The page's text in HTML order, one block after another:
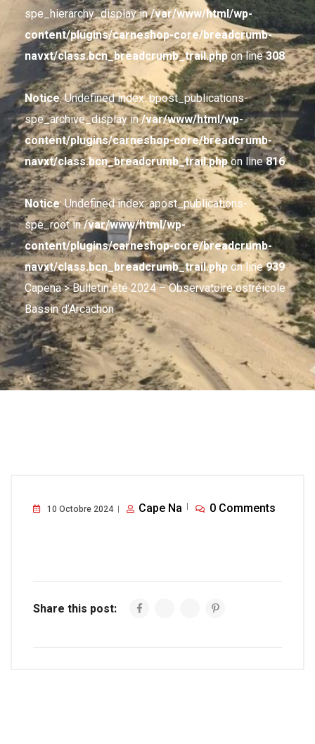
spe_hierarchy_display in/var/www/html/wp-
content/plugins/carneshop-core/breadcrumb-
navxt/class.bcn_breadcrumb_trail.phpon line308
Notice: Undefined index: bpost_publications-
spe_archive_display in/var/www/html/wp-
content/plugins/carneshop-core/breadcrumb-
navxt/class.bcn_breadcrumb_trail.phpon line816
Notice: Undefined index: apost_publications-
spe_root in/var/www/html/wp-
content/plugins/carneshop-core/breadcrumb-
navxt/class.bcn_breadcrumb_trail.php on line939
Capena> Bulletin été 2024 – Observatoire ostréicole
Bassin d’Arcachon
10 Octobre 2024 Cape Na 0 Comments
Share this post: